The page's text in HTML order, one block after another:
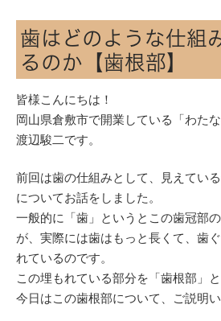
歯はどのような仕組
るのか【歯根部】
皆様こんにちは！
岡山県倉敷市で開業している「わた
渡辺駿二です。
前回は歯の仕組みとして、見えてい
についてお話をしました。
一般的に「歯」というとこの歯冠部
が、実際には歯はもっと長くて、歯
れているのです。
この埋もれている部分を「歯根部」と
今日はこの歯根部について、ご説明い